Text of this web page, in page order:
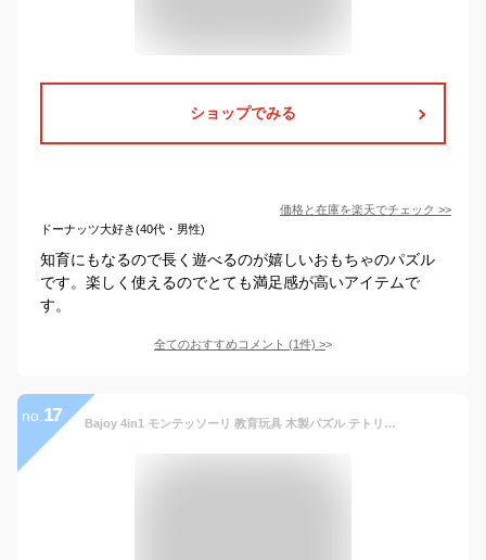
ショップでみる
価格と在庫を楽天でチェック >>
ドーナッツ大好き(40代・男性)
知育にもなるので長く遊べるのが嬉しいおもちゃのパズル
です。楽しく使えるのでとても満足感が高いアイテムで
す。
全てのおすすめコメント (1件) >
no. 17 Bajoy 4in1 モンテッソーリ 教育玩具 木製パズル テトリス ジグソーパズル 積み木 3D立体パズル 脳トレ 記憶力トレ 空間認識 創造力3 4 5 6歳 知育玩具 小学生 女の子 男の子 クリスマス 誕生日プレゼントギフト 日本語説明書付いて初心者向け 収納袋付き 40PCS大容量